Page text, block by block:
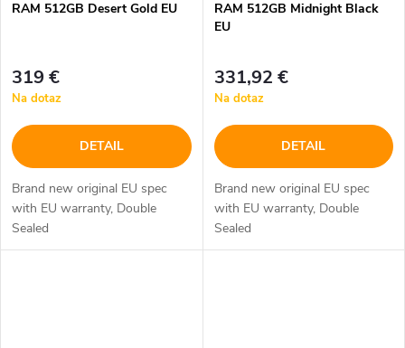
RAM 512GB Desert Gold EU
319 €
Na dotaz
DETAIL
Brand new original EU spec
with EU warranty, Double
Sealed
RAM 512GB Midnight Black
EU
331,92 €
Na dotaz
DETAIL
Brand new original EU spec
with EU warranty, Double
Sealed